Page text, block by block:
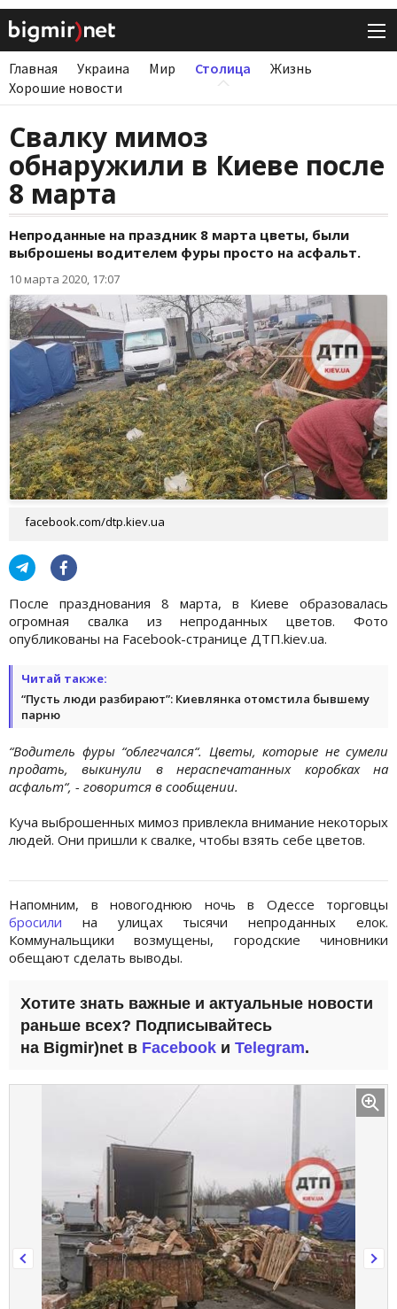
Главная Украина Мир Столица
Жизнь
Хорошие новости
Свалку мимоз
обнаружили в Киеве после
8 марта
Непроданные на праздник 8 марта цветы, были
выброшены водителем фуры просто на асфальт.
10 марта 2020, 17:07
facebook.com/dtp.kiev.ua
После празднования 8 марта, в Киеве образовалась
огромная свалка из непроданных цветов. Фото
опубликованы на Facebook-странице ДТП.kiev.ua.
Читай также:
“Пусть люди разбирают”: Киевлянка отомстила бывшему
парню
“Водитель фуры “облегчался“. Цветы, которые не сумели
продать, выкинули в нераспечатанных коробках на
асфальт“, - говорится в сообщении.
Куча выброшенных мимоз привлекла внимание некоторых
людей. Они пришли к свалке, чтобы взять себе цветов.
Напомним, в новогоднюю ночь в Одессе торговцы
бросили на улицах тысячи непроданных елок.
Коммунальщики возмущены, городские чиновники
обещают сделать выводы.
Хотите знать важные и актуальные новости
раньше всех? Подписывайтесь
на Bigmir)net в Facebook и Telegram.